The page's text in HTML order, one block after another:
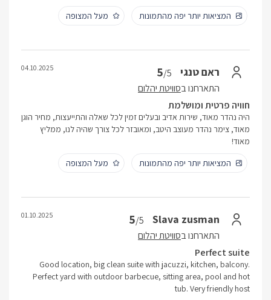
המציאות יותר יפה מהתמונות
מעל המצופה
ראם טנגי 5/5
התארחנו בסוויטת יהלום
04.10.2025
חוויה פרטית ומושלמת
היה נהדר מאוד, שירות אדיב ובעלים זמין לכל שאלה והתייעצות, מחיר הוגן
מאוד, צימר נהדר מעוצב היטב, ומאובזר לכל צורך שהיה לנו, ממליץ
מאוד!
המציאות יותר יפה מהתמונות
מעל המצופה
Slava zusman
5/5
התארחנו בסוויטת יהלום
01.10.2025
Perfect suite
Good location, big clean suite with jacuzzi, kitchen, balcony.
Perfect yard with outdoor barbecue, sitting area, pool and hot
tub. Very friendly host